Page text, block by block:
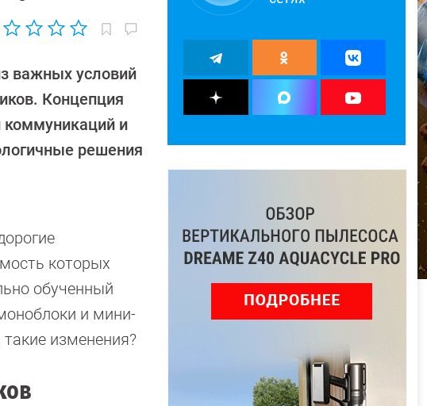
важных условий
Концепция
коммуникаций и
решения
которых
обученный
и мини-
изменения?